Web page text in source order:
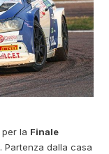
per la Finale
. Partenza dalla casa